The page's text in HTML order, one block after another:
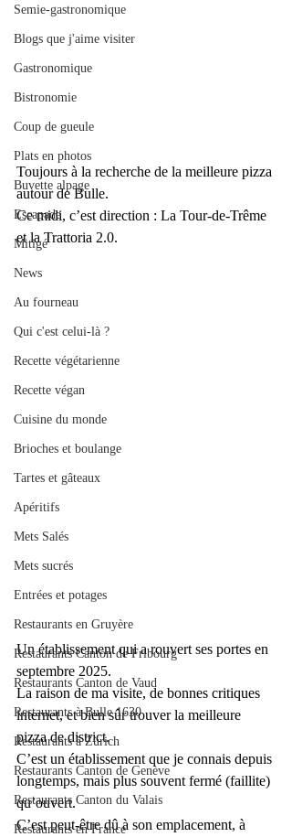
Semie-gastronomique
Blogs que j'aime visiter
Gastronomique
Bistronomie
Coup de gueule
Plats en photos
Buvette alpage
Escapade
Mitigé
News
Au fourneau
Qui c'est celui-là ?
Recette végétarienne
Recette végan
Cuisine du monde
Brioches et boulange
Tartes et gâteaux
Apéritifs
Mets Salés
Mets sucrés
Entrées et potages
Restaurants en Gruyère
Restaurants Canton de Fribourg
Restaurants Canton de Vaud
Restaurants à Bulle 1630
Restaurants à Zürich
Restaurants Canton de Genève
Restaurants Canton du Valais
Restaurants en France
Toujours à la recherche de la meilleure pizza
autour de Bulle.
Ce midi, c’est direction : La Tour-de-Trême
et la Trattoria 2.0.
Un établissement qui a rouvert ses portes en
septembre 2025.
La raison de ma visite, de bonnes critiques
internet, et bien sûr trouver la meilleure
pizza de district.
C’est un établissement que je connais depuis
longtemps, mais plus souvent fermé (faillite)
qu’ouvert.
C’est peut-être dû à son emplacement, à